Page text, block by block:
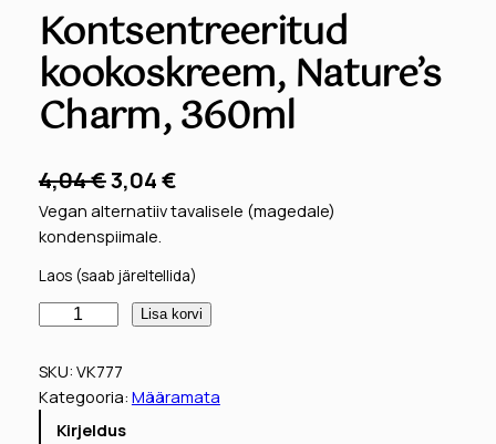
Kontsentreeritud
kookoskreem, Nature’s
Charm, 360ml
4,04€A
l
g
n
e
i
n
3,04€P
r
e
g
n
Vegan alternatiiv tavalisele (magedale)
kondenspiimale.
Laos (saab järeltellida)
n
t
s
Lisa korvi
SKU: VK777
Kategooria: Määramata
Kirjeldus